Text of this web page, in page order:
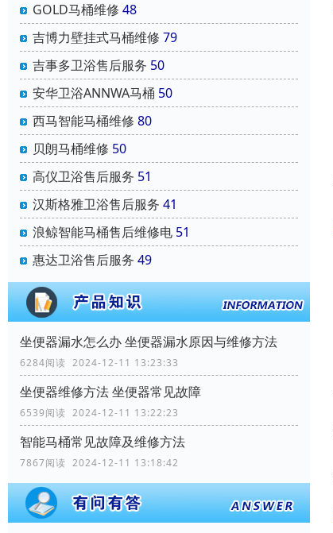
GOLD马桶维修 48
吉博力壁挂式马桶维修 79
吉事多卫浴售后服务 50
安华卫浴ANNWA马桶 50
西马智能马桶维修 80
贝朗马桶维修 50
高仪卫浴售后服务 51
汉斯格雅卫浴售后服务 41
浪鲸智能马桶售后维修电 51
惠达卫浴售后服务 49
坐便器漏水怎么办 坐便器漏水原因与维修方法
6284阅读 2024-12-11 13:23:33
坐便器维修方法 坐便器常见故障
6539阅读 2024-12-11 13:22:23
智能马桶常见故障及维修方法
7867阅读 2024-12-11 13:18:42